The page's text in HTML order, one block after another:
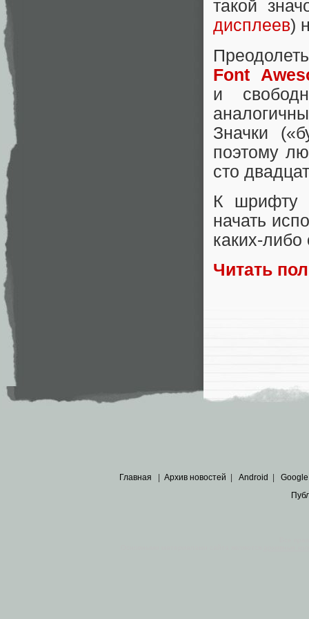
такой
дисплеев)
Font
и
Значки
поэтому
сто
К шрифту
начать
каких-
Читать
Главная | Архив новостей | Android | Google